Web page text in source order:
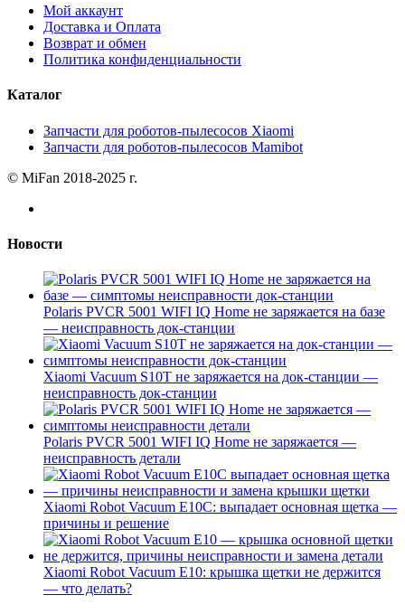
Мой аккаунт
Доставка и Оплата
Возврат и обмен
Политика конфиденциальности
Каталог
Запчасти для роботов-пылесосов Xiaomi
Запчасти для роботов-пылесосов Mamibot
© MiFan 2018-2025 г.
Новости
Polaris PVCR 5001 WIFI IQ Home не заряжается на базе
— неисправность док-станции
Xiaomi Vacuum S10T не заряжается на док-станции —
неисправность док-станции
Polaris PVCR 5001 WIFI IQ Home не заряжается —
неисправность детали
Xiaomi Robot Vacuum E10C: выпадает основная щетка —
причины и решение
Xiaomi Robot Vacuum E10: крышка щетки не держится
— что делать?